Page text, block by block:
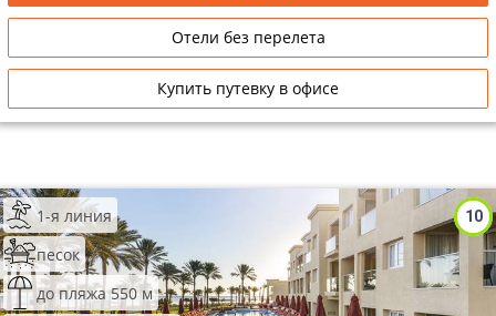
Отели без перелета
Купить путевку в офисе
10
1-я линия
песок
до пляжа 550 м